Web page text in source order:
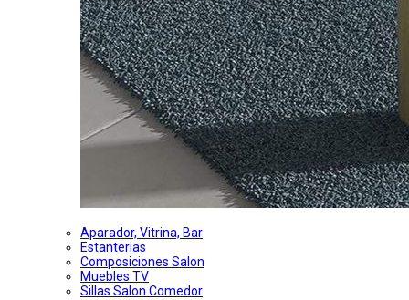
Aparador, Vitrina, Bar
Estanterias
Composiciones Salon
Muebles TV
Sillas Salon Comedor